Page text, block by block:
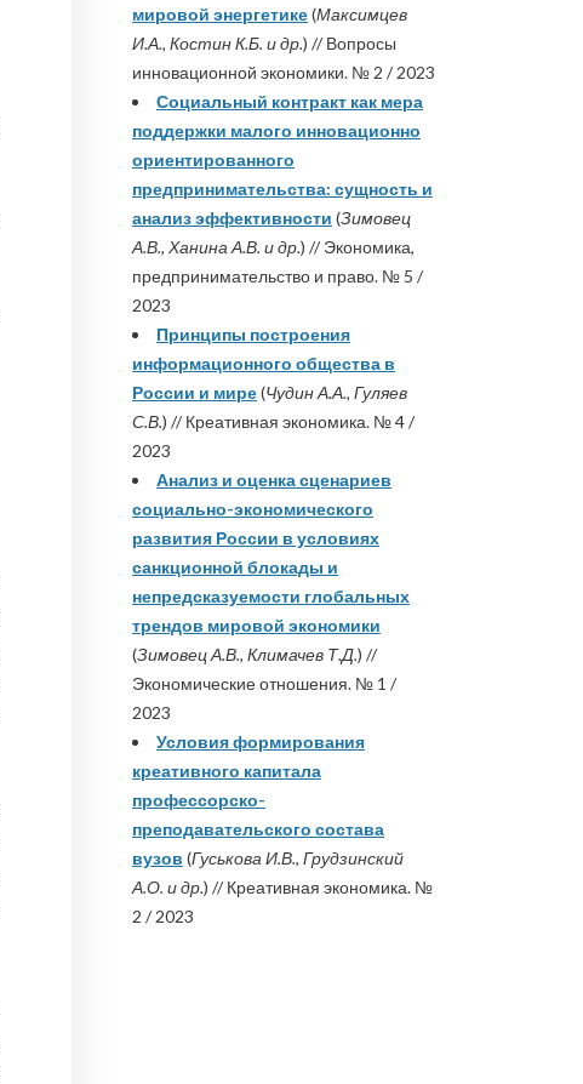
мировой энергетике(Максимцев
И.А., Костин К.Б. и др.) // Вопросы
инновационной экономики. № 2 / 2023
Социальный контракт как мера
поддержки малого инновационно
ориентированного
предпринимательства: сущность и
анализ эффективности (Зимовец
А.В., Ханина А.В. и др.) // Экономика,
предпринимательство и право. № 5 /
2023
Принципы построения
информационного общества в
России и мире(Чудин А.А., Гуляев
С.В.) // Креативная экономика. № 4 /
2023
Анализ и оценка сценариев
социально-экономического
развития России в условиях
санкционной блокады и
непредсказуемости глобальных
трендов мировой экономики
(Зимовец А.В., Климачев Т.Д.) //
Экономические отношения. № 1 /
2023
Условия формирования
креативного капитала
профессорско-
преподавательского состава
вузов (Гуськова И.В., Грудзинский
А.О. и др.) // Креативная экономика. №
2 / 2023